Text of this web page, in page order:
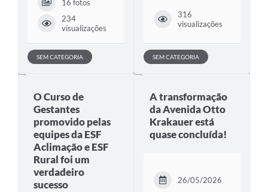
16 fotos
234
visualizações
SEM CATEGORIA
316
visualizações
SEM CATEGORIA
O Curso de
Gestantes
promovido pelas
equipes da ESF
Aclimação e ESF
Rural foi um
verdadeiro
sucesso
A transformação
da Avenida Otto
Krakauer está
quase concluída!
26/05/2026